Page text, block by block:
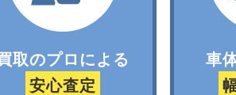
取のプロによる
安心査定
車